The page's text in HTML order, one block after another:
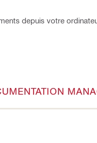
depuis votre